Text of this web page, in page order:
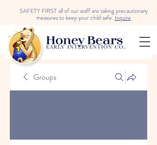
SAFETY FIRST all of our staff are taking precautionary
measures to keep your child safe.Inquire
Groups